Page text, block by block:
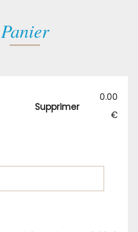
Panier
Supprimer
0.00
€